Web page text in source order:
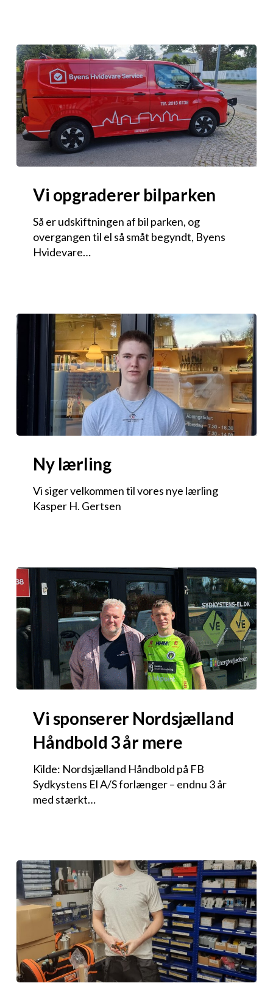
Vi opgraderer bilparken
Så er udskiftningen af bil parken, og
overgangen til el så småt begyndt, Byens
Hvidevare…
Ny lærling
Vi siger velkommen til vores nye lærling
Kasper H. Gertsen
Vi sponserer Nordsjælland
Håndbold 3 år mere
Kilde: Nordsjælland Håndbold på FB
Sydkystens El A/S forlænger – endnu 3 år
med stærkt…